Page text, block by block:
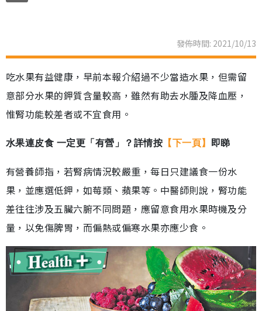
發佈時間: 2021/10/13
吃水果有益健康，早前本報介紹過不少當造水果，但需留
意部分水果的鉀質含量較高，雖然有助去水腫及降血壓，
惟腎功能較差者或不宜食用。
水果連皮食 一定更「有營」？詳情按 【下一頁】 即睇
有營養師指，若腎病情況較嚴重，每日只建議食一份水
果，並應選低鉀，如莓類、蘋果等。中醫師則說，腎功能
差往往涉及五臟六腑不同問題，應留意食用水果時機及分
量，以免傷脾胃，而偏熱或偏寒水果亦應少食。